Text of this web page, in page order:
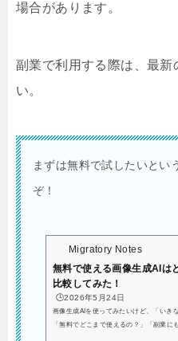
場合があります。
副業で利用する際は、最新
い。
まずは無料で試したいとい
ぞ！
Migratory Notes
無料で使える画像生成AIは
比較してみた！
🕒️2026年5月24日
画像生成AIを使ってみたいけど、「いき
「無料でどこまで使えるの？」「副業に